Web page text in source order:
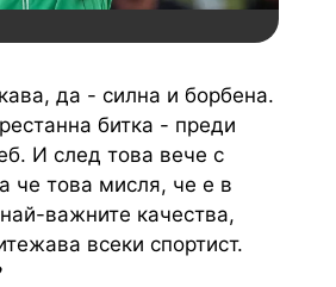
да - силна и борбена.
битка - преди
И след това вече с
че това мисля, че е в
важните качества,
всеки спортист.